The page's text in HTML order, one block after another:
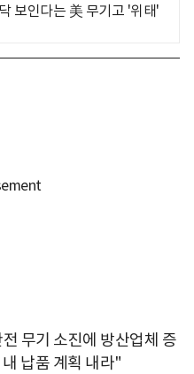
보인다는 美 무기고 '위태'
무기 소진에 방산업체 증
납품 계획 내라"